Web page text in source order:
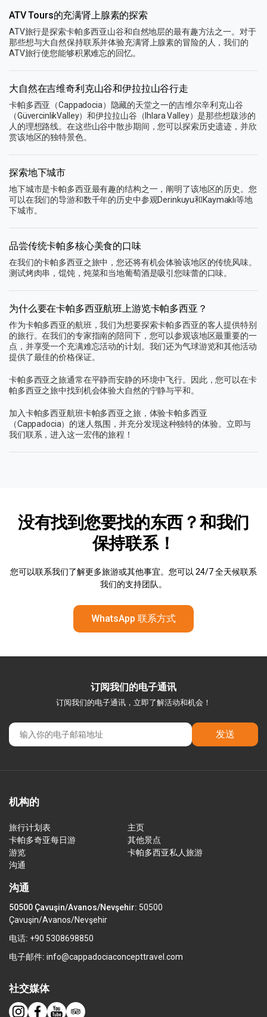
ATV Tours的充满肾上腺素的探索
ATV旅行是探索卡帕多西亚山谷和自然地层的最有趣方法之一。对于
那些想与大自然保持联系并体验充满肾上腺素的冒险的人，我们的
ATV旅行使您能够积累难忘的回忆。
大自然在吉维奇利克山谷和伊拉拉山谷行走
卡帕多西亚（Cappadocia）隐藏的天堂之一的吉维尔辛利克山谷
（GüvercinlikValley）和伊拉拉山谷（Ihlara Valley）是那些想跋涉的
人的理想路线。在这些山谷中散步期间，您可以探索历史遗迹，并欣
赏该地区的独特景色。
探索地下城市
地下城市是卡帕多西亚最有趣的结构之一，阐明了该地区的历史。您
可以在我们的导游和数千年的历史中参观Derinkuyu和Kaymaklı等地
下城市。
品尝传统卡帕多核心美食的口味
在我们的卡帕多西亚之旅中，您还将有机会体验该地区的传统风味。
测试烤肉串，馄饨，炖菜和当地葡萄酒是吸引您味蕾的口味。
为什么要在卡帕多西亚航班上游览卡帕多西亚？
作为卡帕多西亚的航班，我们为想要探索卡帕多西亚的客人提供特别
的旅行。在我们的专家指南的陪同下，您可以参观该地区最重要的一
点，并享受一个充满难忘活动的计划。我们还为气球游览和其他活动
提供了最佳的价格保证。
卡帕多西亚之旅通常在平静而安静的环境中飞行。因此，您可以在卡
帕多西亚之旅中找到机会体验大自然的宁静与平和。
加入卡帕多西亚航班卡帕多西亚之旅，体验卡帕多西亚
（Cappadocia）的迷人氛围，并充分发现这种独特的体验。立即与
我们联系，进入这一宏伟的旅程！
没有找到您要找的东西？和我们
保持联系！
您可以联系我们了解更多旅游或其他事宜。您可以 24/7 全天候联系
我们的支持团队。
WhatsApp 联系方式
订阅我们的电子通讯
订阅我们的电子通讯，立即了解活动和机会！
发送
机构的
旅行计划表
主页
卡帕多奇亚每日游
其他景点
游览
卡帕多西亚私人旅游
沟通
沟通
50500 Çavuşin/Avanos/Nevşehir: 50500
Çavuşin/Avanos/Nevşehir
电话: +90 5308698850
电子邮件: info@cappadociaconcepttravel.com
社交媒体